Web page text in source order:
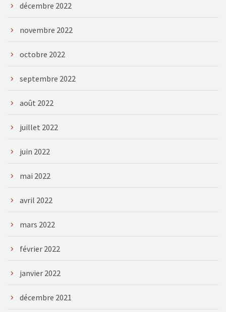
décembre 2022
novembre 2022
octobre 2022
septembre 2022
août 2022
juillet 2022
juin 2022
mai 2022
avril 2022
mars 2022
février 2022
janvier 2022
décembre 2021